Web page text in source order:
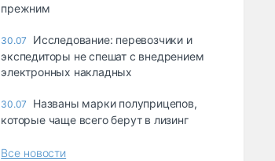
прежним
30.07
Исследование: перевозчики и
экспедиторы не спешат с внедрением
электронных накладных
30.07
Названы марки полуприцепов,
которые чаще всего берут в лизинг
Все новости